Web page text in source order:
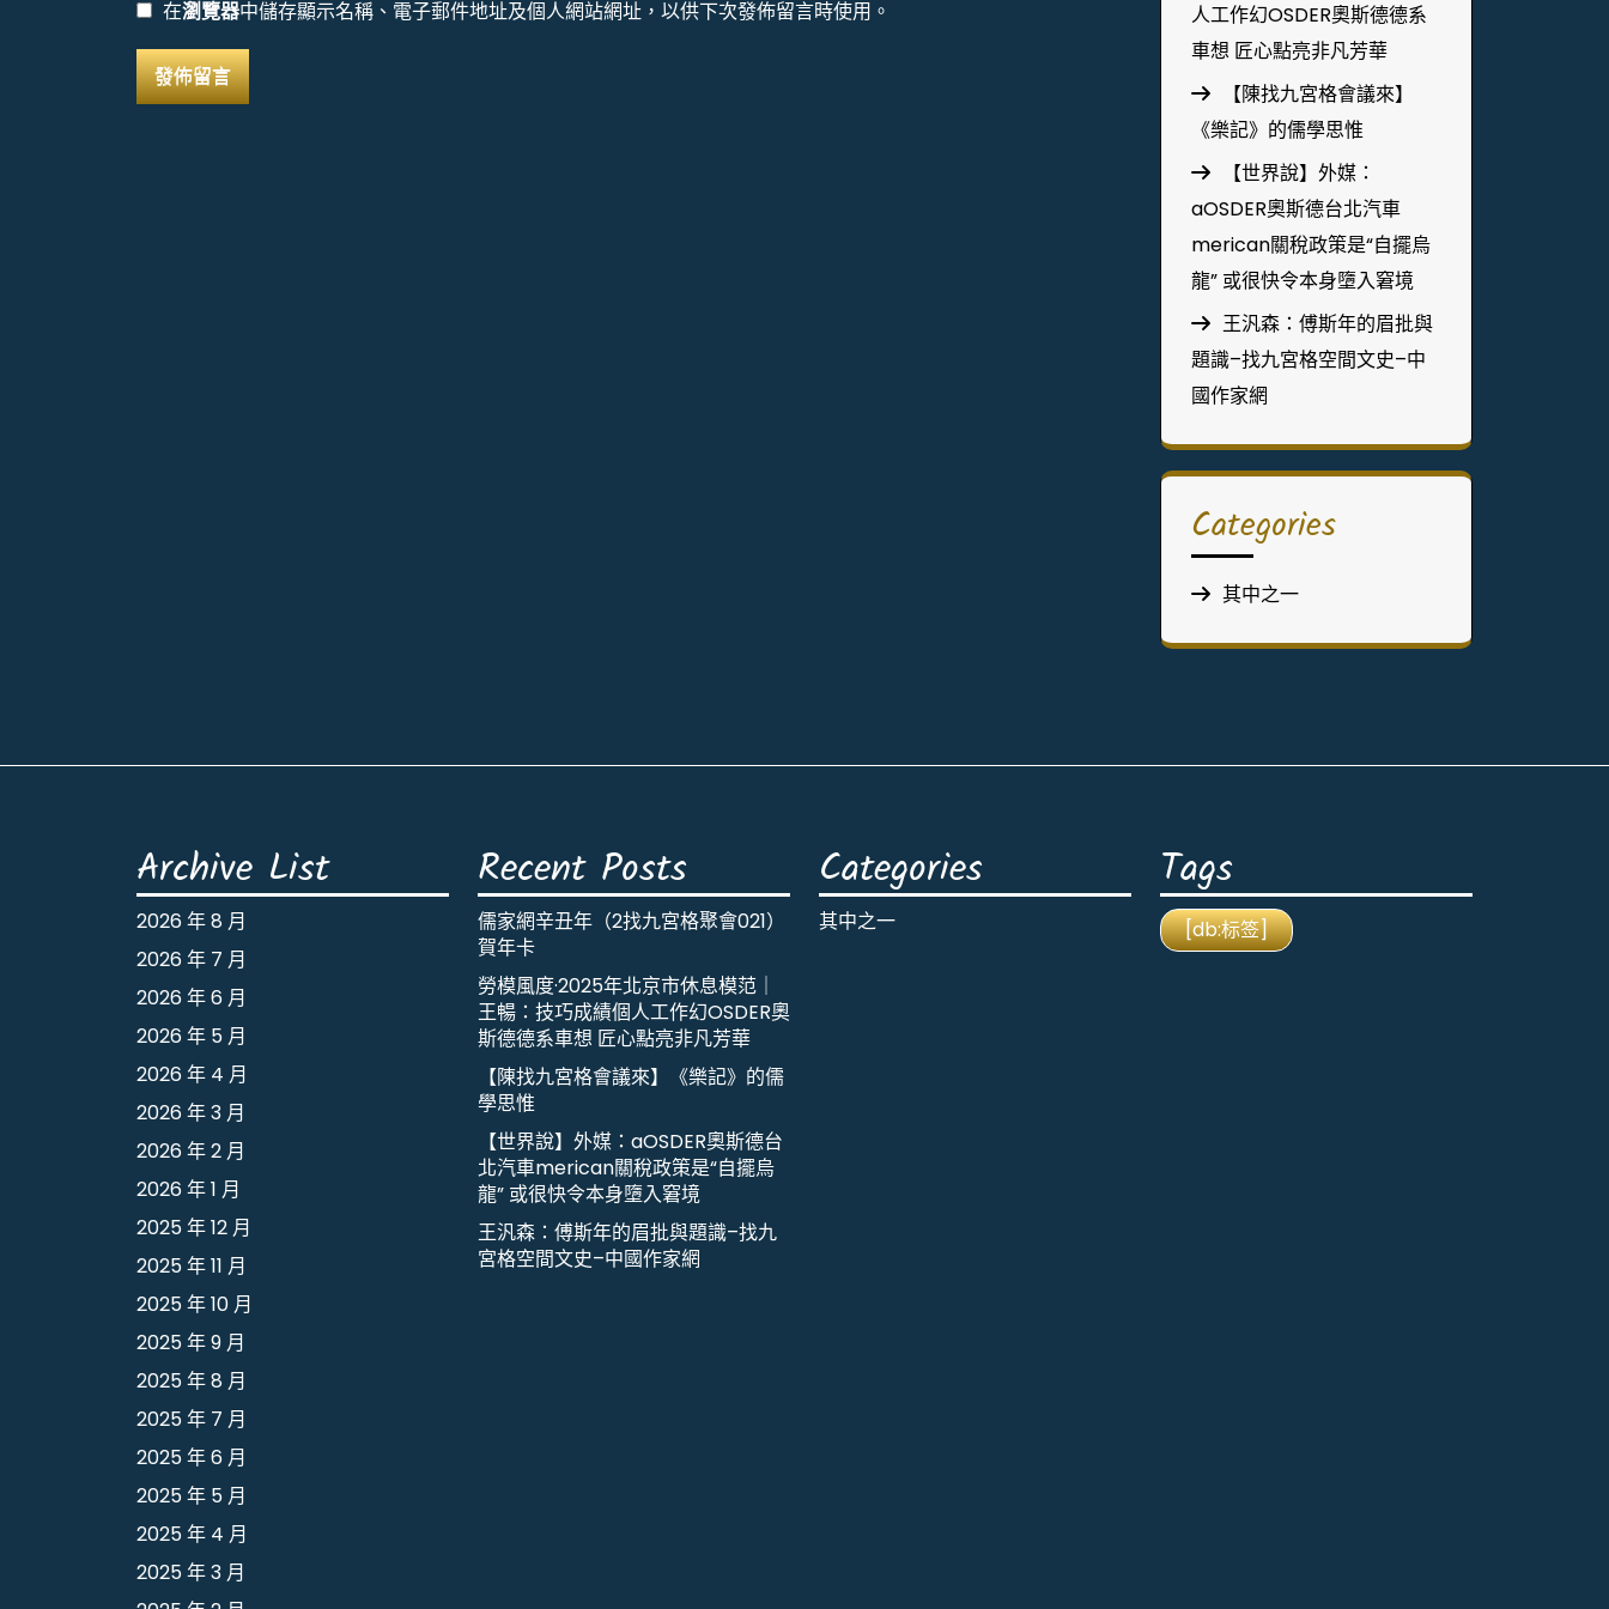
在瀏覽器中儲存顯示名稱、電子郵件地址及個人網站網址，以供下次發佈留言時使用。
人工作幻OSDER奧斯德德系
車想 匠心點亮非凡芳華
【陳找九宮格會議來】
《樂記》的儒學思惟
【世界說】外媒：
aOSDER奧斯德台北汽車
merican關稅政策是“自擺烏
龍” 或很快令本身墮入窘境
王汎森：傅斯年的眉批與
題識–找九宮格空間文史–中
國作家網
Categories
其中之一
Archive List
2026 年 8 月
2026 年 7 月
2026 年 6 月
2026 年 5 月
2026 年 4 月
2026 年 3 月
2026 年 2 月
2026 年 1 月
2025 年 12 月
2025 年 11 月
2025 年 10 月
2025 年 9 月
2025 年 8 月
2025 年 7 月
2025 年 6 月
2025 年 5 月
2025 年 4 月
2025 年 3 月
Recent Posts
儒家網辛丑年（2找九宮格聚會021）
賀年卡
勞模風度·2025年北京市休息模范｜
王暢：技巧成績個人工作幻OSDER奧
斯德德系車想 匠心點亮非凡芳華
【陳找九宮格會議來】《樂記》的儒
學思惟
【世界說】外媒：aOSDER奧斯德台
北汽車merican關稅政策是“自擺烏
龍” 或很快令本身墮入窘境
王汎森：傅斯年的眉批與題識–找九
宮格空間文史–中國作家網
Categories
其中之一
Tags
[db:标签]